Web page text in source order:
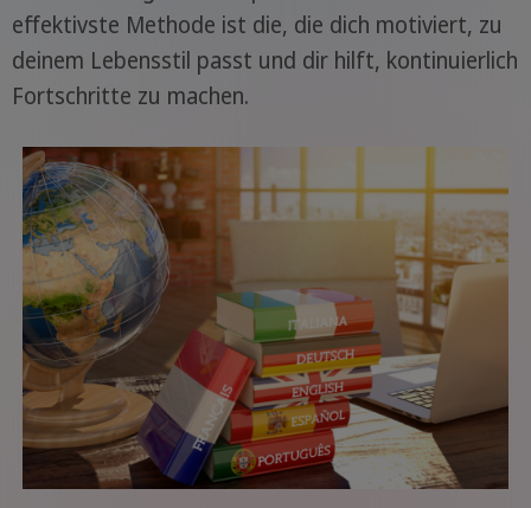
effektivste Methode ist die, die dich motiviert, zu
deinem Lebensstil passt und dir hilft, kontinuierlich
Fortschritte zu machen.